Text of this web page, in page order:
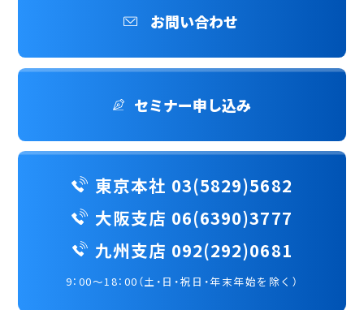
お問い合わせ
セミナー申し込み
東京本社 03(5829)5682
大阪支店 06(6390)3777
九州支店 092(292)0681
9：00～18：00（土・日・祝日・年末年始を除く）